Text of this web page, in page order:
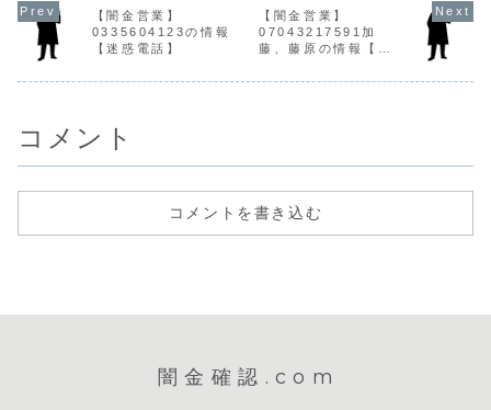
で融資案内をして
きます。ですが、
宣伝通りの融資は
行われません。申
込を断ると迷惑料
の請求や、恫喝し
手に入れた個人情
報をもとに、電
話・SMSにて営業
を行います。貸金
用情報がありませ
報がありません。
取り立て時は攻撃
的な言葉遣いにな
り、嫌がらせを始
質なヤミ金です...
登録もなく
情報があり
ん。最初は
対応でも、
悪くなると
な言葉遣い
【闇金営業】
0335604123の情報
【迷惑電話】
【闇金営業】
07043217591加
藤、藤原の情報【迷
コメント
コメントを書き込む
闇金確認.com